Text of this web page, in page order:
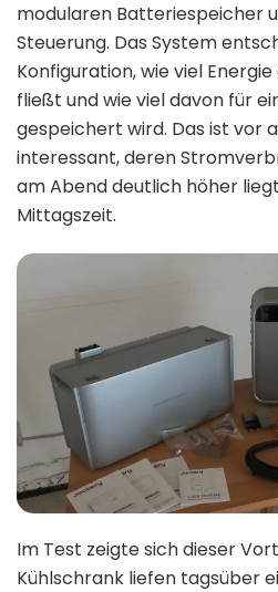
modularen Batteriespeicher
Steuerung. Das System
Konfiguration, wie viel
fließt und wie viel davon für
gespeichert wird. Das ist vor
interessant, deren
am Abend deutlich höher
Mittagszeit.
Im Test zeigte sich dieser
Kühlschrank liefen tagsüber